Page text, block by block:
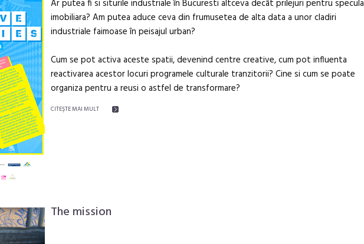
Ar putea fi si siturile industriale în Bucuresti altceva decât prilejuri pentru specula
imobiliara? Am putea aduce ceva din frumusetea de alta data a unor cladiri
industriale faimoase în peisajul urban?
Cum se pot activa aceste spatii, devenind centre creative, cum pot influenta
reactivarea acestor locuri programele culturale tranzitorii? Cine si cum se poate
organiza pentru a reusi o astfel de transformare?
CITEŞTE MAI MULT
The mission